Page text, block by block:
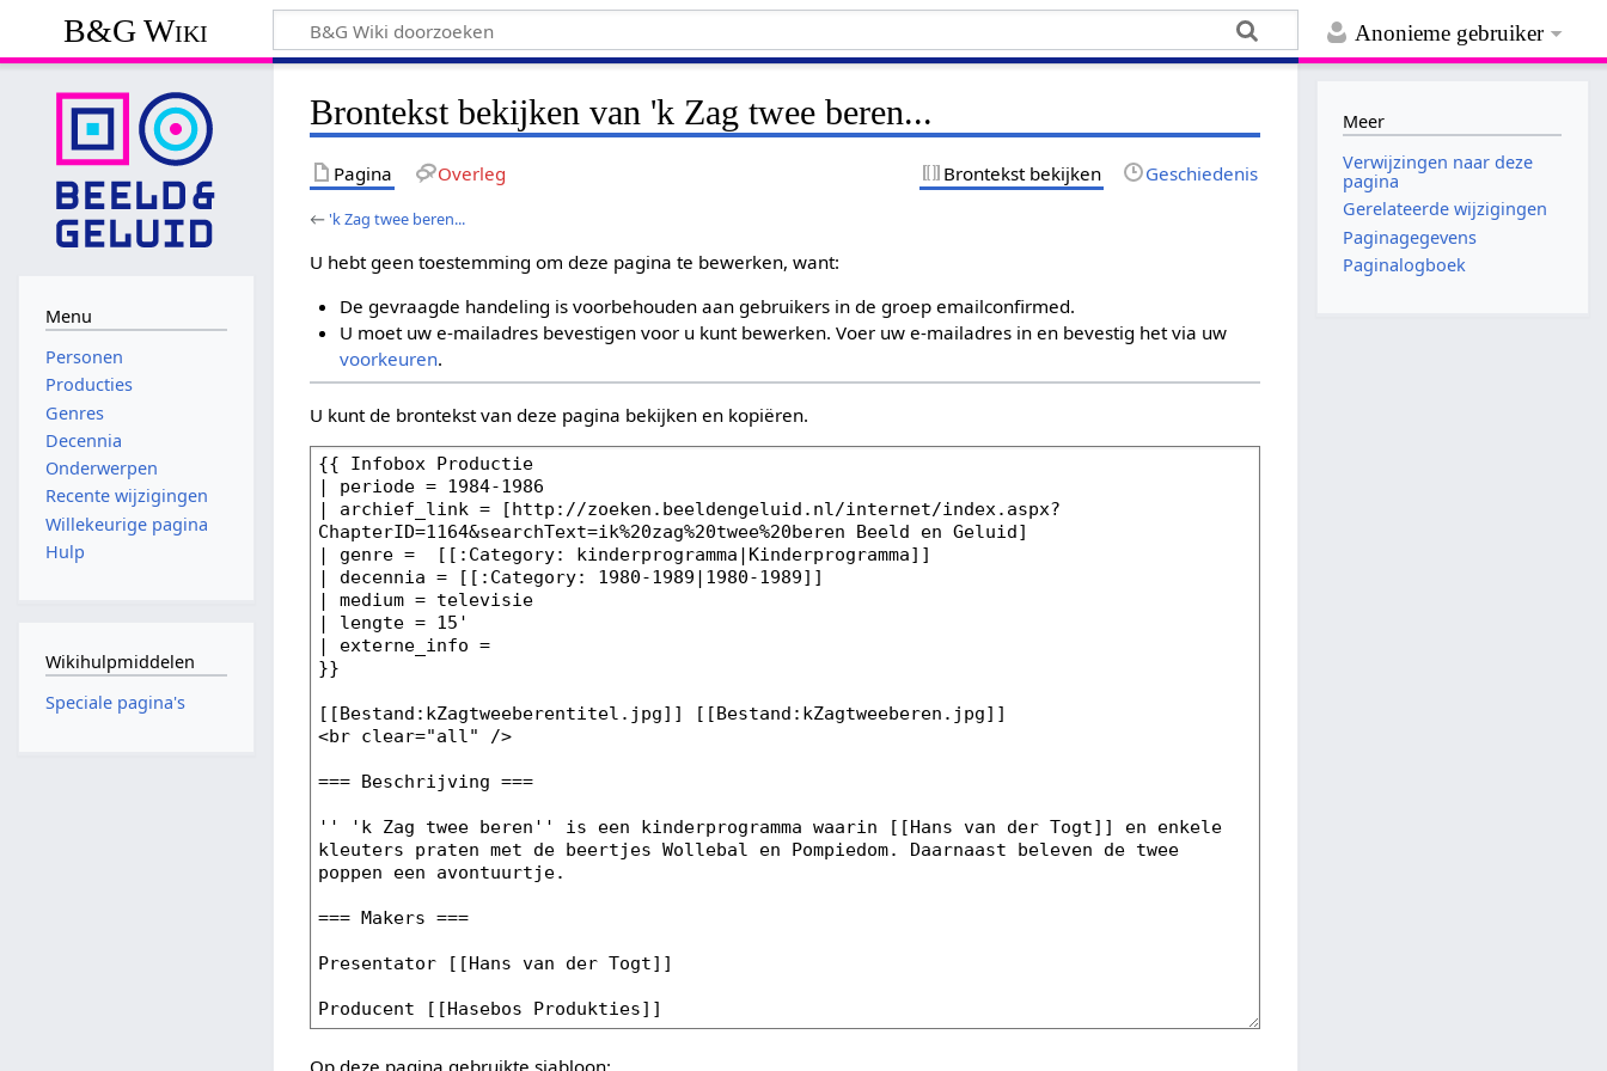
Anonieme gebruiker
B&G Wiki
Brontekst bekijken van 'k Zag twee beren...
Pagina Overleg Brontekst bekijken Geschiedenis
←'k Zag twee beren...
U hebt geen toestemming om deze pagina te bewerken, want:
De gevraagde handeling is voorbehouden aan gebruikers in de groep emailconfirmed.
U moet uw e-mailadres bevestigen voor u kunt bewerken. Voer uw e-mailadres in en bevestig het via uw
voorkeuren.
U kunt de brontekst van deze pagina bekijken en kopiëren.
Op deze pagina gebruikte sjabloon:
Menu
Personen
Producties
Genres
Decennia
Onderwerpen
Recente wijzigingen
Willekeurige pagina
Hulp
Wikihulpmiddelen
Speciale pagina's
Meer
Verwijzingen naar deze
pagina
Gerelateerde wijzigingen
Paginagegevens
Paginalogboek